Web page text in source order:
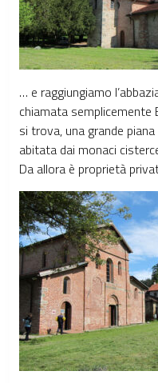
… e raggiungiamo
chiamata semplicemente
si trova, una grande
abitata dai monaci
Da allora è proprietà